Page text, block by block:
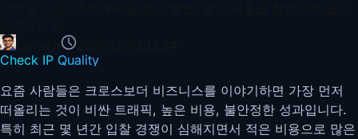
Check IP Quality
요즘 사람들은 크로스보더 비즈니스를 이야기하면 가장 먼저
떠올리는 것이 비싼 트래픽, 높은 비용, 불안정한 성과입니다.
특히 최근 몇 년간 입찰 경쟁이 심해지면서 적은 비용으로 많은